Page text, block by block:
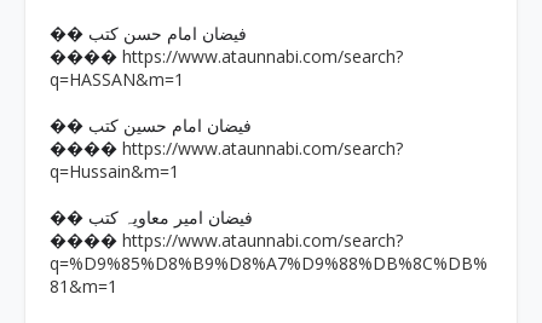
�� فیضان امام حسن کتب
���� https://www.ataunnabi.com/search?
q=HASSAN&m=1
�� فیضان امام حسین کتب
���� https://www.ataunnabi.com/search?
q=Hussain&m=1
�� فیضان امیر معاویہ کتب
���� https://www.ataunnabi.com/search?
q=%D9%85%D8%B9%D8%A7%D9%88%DB%8C%DB%
81&m=1